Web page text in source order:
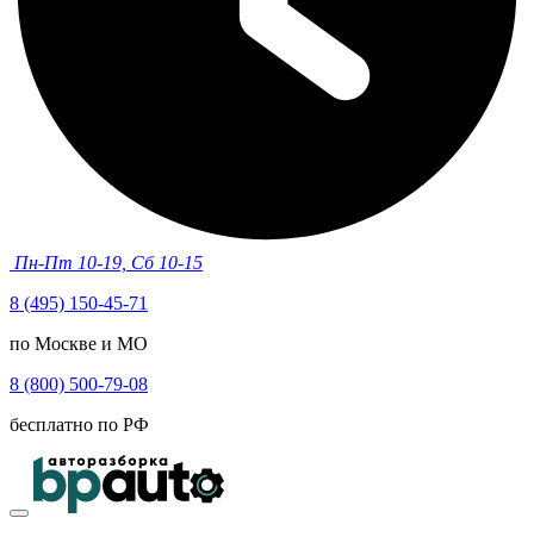
Пн-Пт 10-19, Сб 10-15
8 (495) 150-45-71
по Москве и МО
8 (800) 500-79-08
бесплатно по РФ